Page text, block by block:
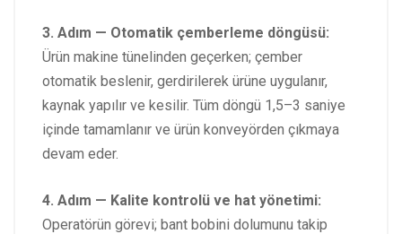
3. Adım — Otomatik çemberleme döngüsü:
Ürün makine tünelinden geçerken; çember
otomatik beslenir, gerdirilerek ürüne uygulanır,
kaynak yapılır ve kesilir. Tüm döngü 1,5–3 saniye
içinde tamamlanır ve ürün konveyörden çıkmaya
devam eder.
4. Adım — Kalite kontrolü ve hat yönetimi:
Operatörün görevi; bant bobini dolumunu takip